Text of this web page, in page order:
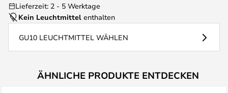
Lieferzeit: 2 - 5 Werktage
Kein Leuchtmittel enthalten
GU10 LEUCHTMITTEL WÄHLEN
ÄHNLICHE PRODUKTE ENTDECKEN